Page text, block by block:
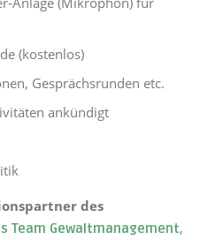
(kostenlos)
Gesprächsrunden etc.
ankündigt
des
Team Gewaltmanagement,